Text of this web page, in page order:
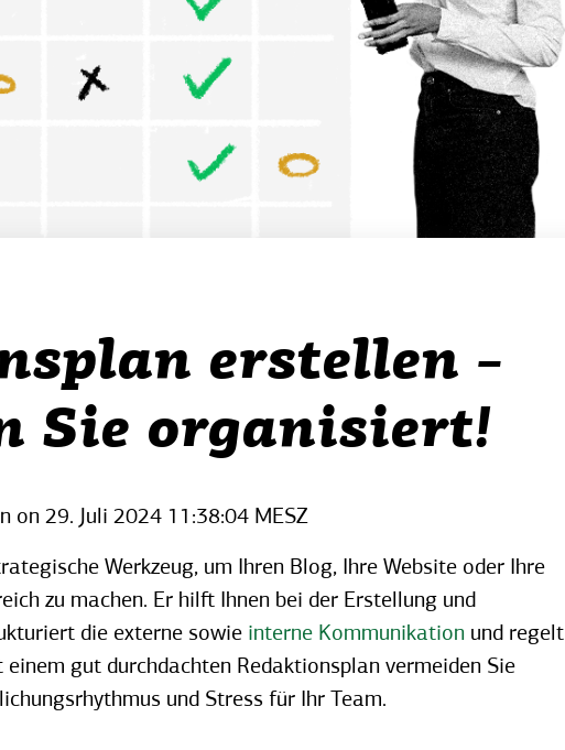
erstellen –
Sie organisiert!
on 29. Juli 2024 11:38:04 MESZ
Werkzeug, um Ihren Blog, Ihre Website oder Ihre
zu machen. Er hilft Ihnen bei der Erstellung und
die externe sowie interne Kommunikation und regelt
gut durchdachten Redaktionsplan vermeiden Sie
und Stress für Ihr Team.